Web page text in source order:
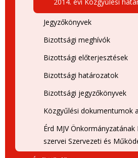
Jegyzőkönyvek
Bizottsági meghívók
Bizottsági előterjesztések
Bizottsági határozatok
Bizottsági jegyzőkönyvek
Közgyűlési dokumentumok
Érd MJV
szervei Szervezeti és